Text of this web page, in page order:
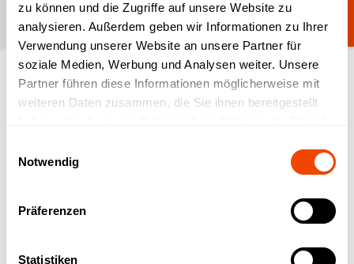
zu können und die Zugriffe auf unsere Website zu
analysieren. Außerdem geben wir Informationen zu Ihrer
Verwendung unserer Website an unsere Partner für
soziale Medien, Werbung und Analysen weiter. Unsere
Partner führen diese Informationen möglicherweise mit
weiteren Daten zusammen, die Sie ihnen bereitgestellt
Notwendig
Präferenzen
Statistiken
Varithek Zubehör Filter
1-20 von 36 Produkten
Advanced (Satz)